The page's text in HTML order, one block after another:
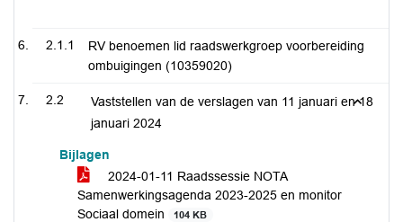
2.1.1
RV benoemen lid raadswerkgroep voorbereiding
ombuigingen (10359020)
2.2
Vaststellen van de verslagen van 11 januari en 18
januari 2024
Bijlagen
2024-01-11 Raadssessie NOTA
Samenwerkingsagenda 2023-2025 en monitor
Sociaal domein
104 KB